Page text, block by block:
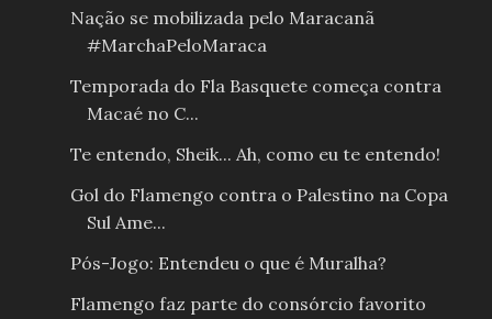
Nação se mobilizada pelo Maracanã
#MarchaPeloMaraca
Temporada do Fla Basquete começa contra
Macaé no C...
Te entendo, Sheik... Ah, como eu te entendo!
Gol do Flamengo contra o Palestino na Copa
Sul Ame...
Pós-Jogo: Entendeu o que é Muralha?
Flamengo faz parte do consórcio favorito